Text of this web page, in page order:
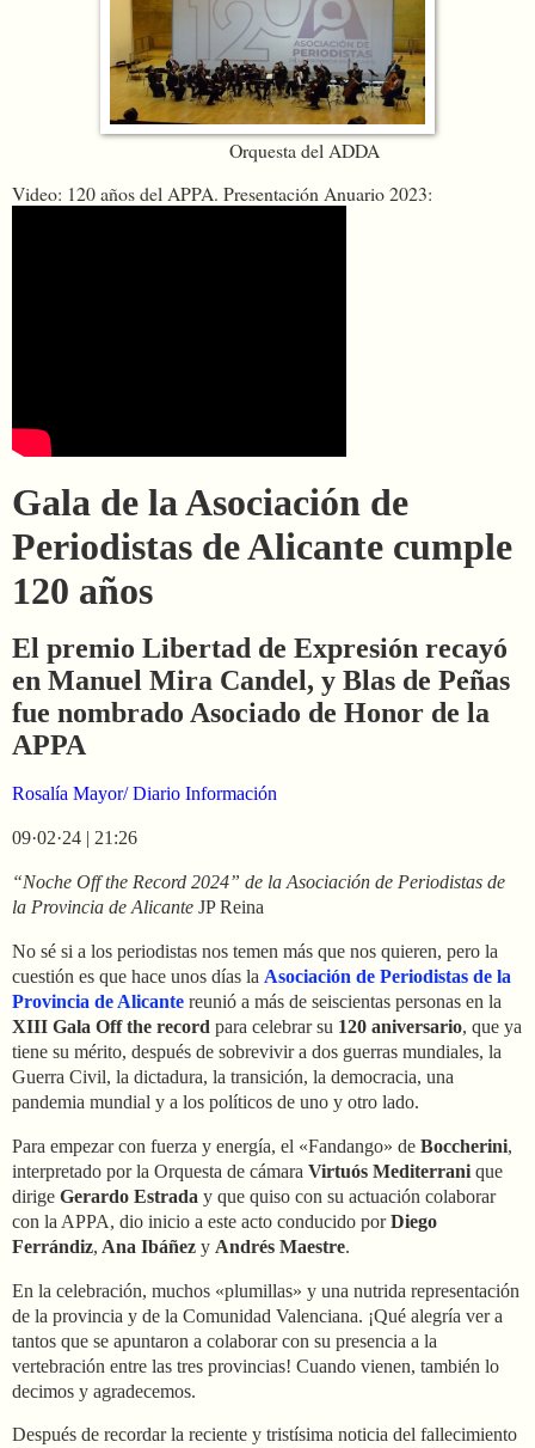
Orquesta del ADDA
Video: 120 años del APPA. Presentación Anuario 2023:
Gala de la Asociación de
Periodistas de Alicante cumple
120 años
El premio Libertad de Expresión recayó
en Manuel Mira Candel, y Blas de Peñas
fue nombrado Asociado de Honor de la
APPA
Rosalía Mayor/ Diario Información
09·02·24 | 21:26
“Noche Off the Record 2024” de la Asociación de Periodistas de
la Provincia de Alicante JP Reina
No sé si a los periodistas nos temen más que nos quieren, pero la
cuestión es que hace unos días la Asociación de Periodistas de la
Provincia de Alicante reunió a más de seiscientas personas en la
XIII Gala Off the record para celebrar su 120 aniversario, que ya
tiene su mérito, después de sobrevivir a dos guerras mundiales, la
Guerra Civil, la dictadura, la transición, la democracia, una
pandemia mundial y a los políticos de uno y otro lado.
Para empezar con fuerza y energía, el «Fandango» de Boccherini,
interpretado por la Orquesta de cámara Virtuós Mediterrani que
dirige Gerardo Estrada y que quiso con su actuación colaborar
con la APPA, dio inicio a este acto conducido porDiego
Ferrándiz, Ana Ibáñez y Andrés Maestre.
En la celebración, muchos «plumillas» y una nutrida representación
de la provincia y de la Comunidad Valenciana. ¡Qué alegría ver a
tantos que se apuntaron a colaborar con su presencia a la
vertebración entre las tres provincias! Cuando vienen, también lo
decimos y agradecemos.
Después de recordar la reciente y tristísima noticia del fallecimiento